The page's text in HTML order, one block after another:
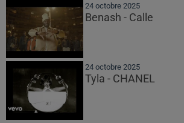
24 octobre 2025
Benash - Calle
24 octobre 2025
Tyla - CHANEL